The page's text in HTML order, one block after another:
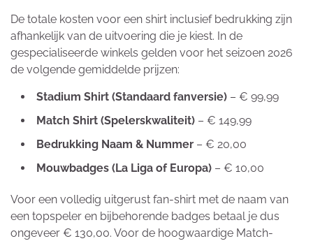
De totale kosten voor een shirt inclusief bedrukking zijn
afhankelijk van de uitvoering die je kiest. In de
gespecialiseerde winkels gelden voor het seizoen 2026
de volgende gemiddelde prijzen:
Stadium Shirt (Standaard fanversie) – € 99,99
Match Shirt (Spelerskwaliteit) – € 149,99
Bedrukking Naam & Nummer – € 20,00
Mouwbadges (La Liga of Europa) – € 10,00
Voor een volledig uitgerust fan-shirt met de naam van
een topspeler en bijbehorende badges betaal je dus
ongeveer € 130,00. Voor de hoogwaardige Match-